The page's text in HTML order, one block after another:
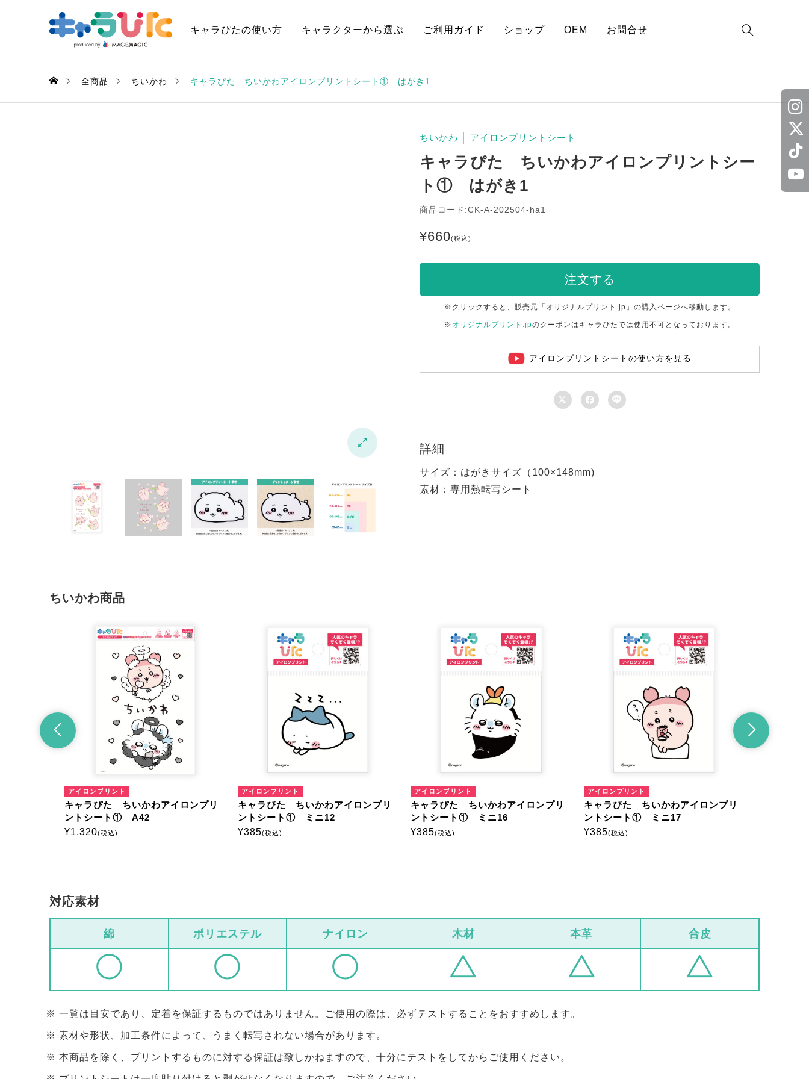
キャラぴたの使い方 キャラクターから選ぶ ご利用ガイド ショップ OEM お問合せ 
全商品 ちいかわ キャラぴた ちいかわアイロンプリントシート① はがき1

ちいかわ アイロンプリントシート
キャラぴた ちいかわアイロンプリントシー
ト① はがき1
商品コード:CK-A-202504-ha1
¥660(税込)
注文する
※クリックすると、販売元「オリジナルプリント.jp」の購入ページへ移動します。
※ オリジナルプリント.jpのクーポンはキャラぴたでは使用不可となっております。
アイロンプリントシートの使い方を見る
  
詳細
サイズ：はがきサイズ（100×148mm)
素材：専用熱転写シート
ちいかわ商品
アイロンプリント
キャラぴた ちいかわアイロンプリ
ントシート① A42
¥1,320(税込)
アイロンプリント
キャラぴた ちいかわアイロンプリ
ントシート① ミニ12
¥385(税込)
アイロンプリント
キャラぴた ちいかわアイロンプリ
ントシート① ミニ16
¥385(税込)
アイロンプリント
キャラぴた ちいかわアイロンプリ
ントシート① ミニ17
¥385(税込)
対応素材
綿 ポリエステル ナイロン 木材 本革 合皮
一覧は目安であり、定着を保証するものではありません。ご使用の際は、必ずテストすることをおすすめします。
素材や形状、加工条件によって、うまく転写されない場合があります。
本商品を除く、プリントするものに対する保証は致しかねますので、十分にテストをしてからご使用ください。